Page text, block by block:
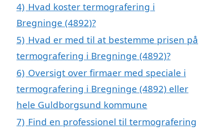
4) Hvad koster termografering i
Bregninge (4892)?
5) Hvad er med til at bestemme prisen på
termografering i Bregninge (4892)?
6) Oversigt over firmaer med speciale i
termografering i Bregninge (4892) eller
hele Guldborgsund kommune
7) Find en professionel til termografering